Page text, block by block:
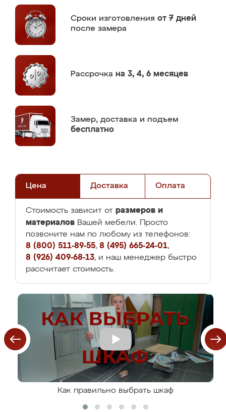
Сроки изготовления от 7 дней
после замера
Рассрочка на 3, 4, 6 месяцев
Замер, доставка и подъем
бесплатно
Цена Доставка Оплата
Стоимость зависит от размеров и
материалов Вашей мебели. Просто
позвоните нам по любому из телефонов:
8 (800) 511-89-55, 8 (495) 665-24-01,
8 (926) 409-68-13, и наш менеджер быстро
рассчитает стоимость.
Как правильно выбрать шкаф